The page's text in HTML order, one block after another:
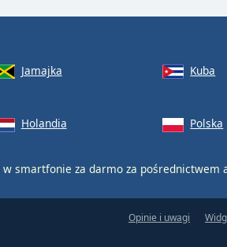
Jamajka Kuba
Holandia Polska
w smartfonie za darmo za pośrednictwem
Opinie i uwagi